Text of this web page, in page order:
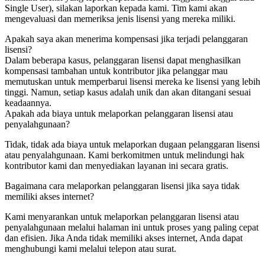
Single User), silakan laporkan kepada kami. Tim kami akan
mengevaluasi dan memeriksa jenis lisensi yang mereka miliki.
Apakah saya akan menerima kompensasi jika terjadi pelanggaran
lisensi?
Dalam beberapa kasus, pelanggaran lisensi dapat menghasilkan
kompensasi tambahan untuk kontributor jika pelanggar mau
memutuskan untuk memperbarui lisensi mereka ke lisensi yang lebih
tinggi. Namun, setiap kasus adalah unik dan akan ditangani sesuai
keadaannya.
Apakah ada biaya untuk melaporkan pelanggaran lisensi atau
penyalahgunaan?
Tidak, tidak ada biaya untuk melaporkan dugaan pelanggaran lisensi
atau penyalahgunaan. Kami berkomitmen untuk melindungi hak
kontributor kami dan menyediakan layanan ini secara gratis.
Bagaimana cara melaporkan pelanggaran lisensi jika saya tidak
memiliki akses internet?
Kami menyarankan untuk melaporkan pelanggaran lisensi atau
penyalahgunaan melalui halaman ini untuk proses yang paling cepat
dan efisien. Jika Anda tidak memiliki akses internet, Anda dapat
menghubungi kami melalui telepon atau surat.